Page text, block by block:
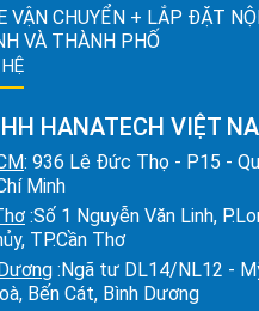
VẬN CHUYỂN + LẮP ĐẶT
VÀ THÀNH PHỐ
HANATECH VIỆT
: 936 Lê Đức Thọ - P15 -
Minh
:Số 1 Nguyễn Văn Linh,
TP.Cần Thơ
:Ngã tư DL14/NL12 -
Bến Cát, Bình Dương